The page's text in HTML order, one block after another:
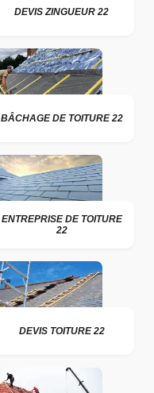
DEVIS ZINGUEUR 22
BÂCHAGE DE TOITURE 22
ENTREPRISE DE TOITURE
22
DEVIS TOITURE 22